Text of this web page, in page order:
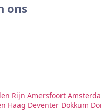
ons
Rijn Amersfoort
Haag Deventer Dokkum